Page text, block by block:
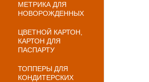
МЕТРИКА ДЛЯ
НОВОРОЖДЕННЫХ
ЦВЕТНОЙ КАРТОН,
КАРТОН ДЛЯ
ПАСПАРТУ
ТОППЕРЫ ДЛЯ
КОНДИТЕРСКИХ